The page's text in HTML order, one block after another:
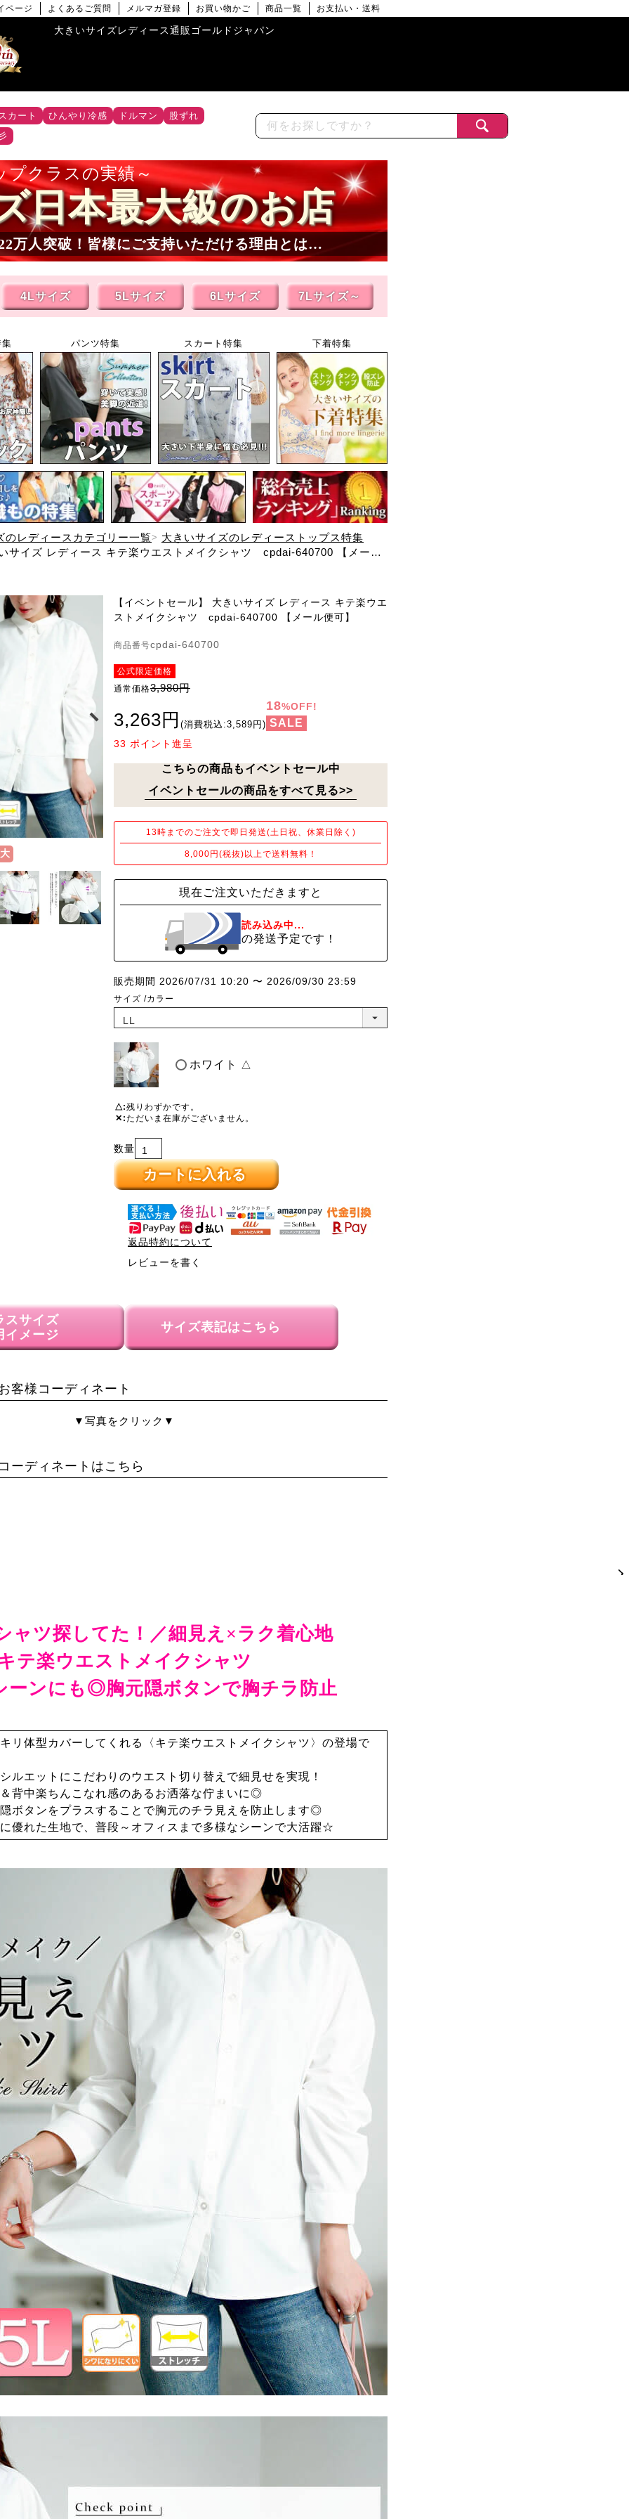
ページ よくあるご質問 メルマガ登録 お買い物かご 商品一覧 お支払い・送料
大きいサイズレディース通販ゴールドジャパン
カート ひんやり冷感 ドルマン
股ずれ
プクラスの実績
日本最大級のお店
万人突破！皆様にご支持いただける理由とは…
4Lサイズ 5Lサイズ 6Lサイズ 7Lサイズ～
パンツ特集 スカート特集 下着特集
のレディースカテゴリー一覧
大きいサイズのレディーストップス特集
サイズ レディース キテ楽ウエストメイクシャツ cpdai-640700 【メール
【イベントセール】 大きいサイズ レディース キテ楽ウエ
ストメイクシャツ cpdai-640700 【メール便可】
商品番号cpdai-640700
公式限定価格
通常価格3,980円
3,263円 (消費税込:3,589円)
18%OFF!
SALE
33 ポイント進呈
こちらの商品もイベントセール中
イベントセールの商品をすべて見る>>
13時までのご注文で即日発送(土日祝、休業日除く)
8,000円(税抜)以上で送料無料！
現在ご注文いただきますと
読み込み中...
の発送予定です！
販売期間 2026/07/31 10:20 〜 2026/09/30 23:59
サイズ カラー
ホワイト △
△ 残りわずかです。
✕ ただいま在庫がございません。
カートに入れる
返品特約について
レビューを書く
スサイズ
イメージ
サイズ表記はこちら
客様コーディネート
▼写真をクリック▼
ーディネートはこちら
ャツ探してた！／細見え×ラク着心地
テ楽ウエストメイクシャツ
ーンにも◎胸元隠ボタンで胸チラ防止
リ体型カバーしてくれる〈キテ楽ウエストメイクシャツ〉の登場で
ルエットにこだわりのウエスト切り替えで細見せを実現！
背中楽ちんこなれ感のあるお洒落な佇まいに◎
ボタンをプラスすることで胸元のチラ見えを防止します◎
優れた生地で、普段～オフィスまで多様なシーンで大活躍☆